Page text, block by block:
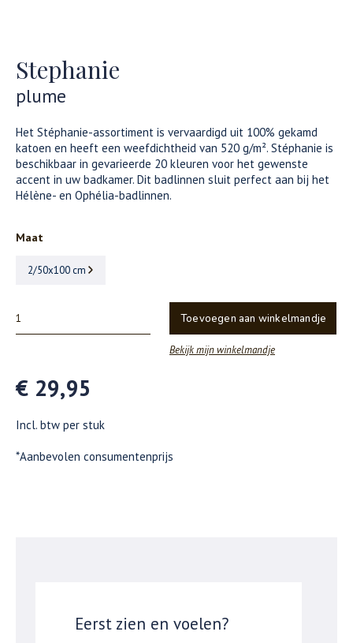
Stephanie
plume
Het Stéphanie-assortiment is vervaardigd uit 100% gekamd
katoen en heeft een weefdichtheid van 520 g/m². Stéphanie is
beschikbaar in gevarieerde 20 kleuren voor het gewenste
accent in uw badkamer. Dit badlinnen sluit perfect aan bij het
Hélène- en Ophélia-badlinnen.
Maat
2/50x100 cm
Toevoegen aan winkelmandje
Bekijk mijn winkelmandje
€ 29,95
Incl. btw per stuk
*Aanbevolen consumentenprijs
Eerst zien en voelen?